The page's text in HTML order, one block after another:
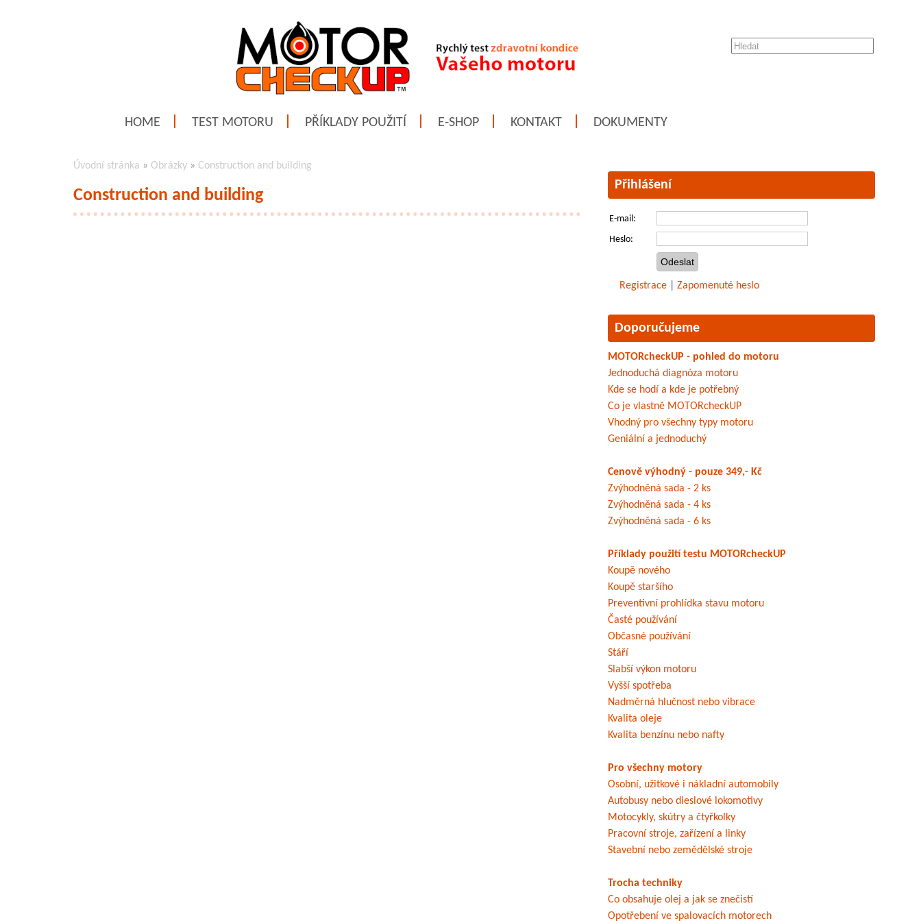
HOME TEST MOTORU PŘÍKLADY POUŽITÍ E-SHOP KONTAKT DOKUMENTY
Úvodní stránka » Obrázky » Construction and building
Construction and building
Přihlášení
E-mail:
Heslo:
Registrace Zapomenuté heslo
Doporučujeme
MOTORcheckUP - pohled do motoru
Jednoduchá diagnóza motoru
Kde se hodí a kde je potřebný
Co je vlastně MOTORcheckUP
Vhodný pro všechny typy motoru
Geniální a jednoduchý
Cenově výhodný - pouze 349,- Kč
Zvýhodněná sada - 2 ks
Zvýhodněná sada - 4 ks
Zvýhodněná sada - 6 ks
Příklady použití testu MOTORcheckUP
Koupě nového
Koupě staršího
Preventivní prohlídka stavu motoru
Časté používání
Občasné používání
Stáří
Slabší výkon motoru
Vyšší spotřeba
Nadměrná hlučnost nebo vibrace
Kvalita oleje
Kvalita benzínu nebo nafty
Pro všechny motory
Osobní, užitkové i nákladní automobily
Autobusy nebo dieslové lokomotivy
Motocykly, skútry a čtyřkolky
Pracovní stroje, zařízení a linky
Stavební nebo zemědělské stroje
Trocha techniky
Co obsahuje olej a jak se znečistí
Opotřebení ve spalovacích motorech